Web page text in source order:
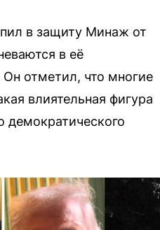
в защиту Минаж от
в её
Он отметил, что многие
влиятельная фигура
демократического